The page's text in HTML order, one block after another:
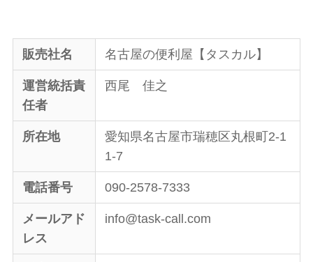
販売社名 名古屋の便利屋【タスカル】
運営統括責
任者
西尾 佳之
所在地
愛知県名古屋市瑞穂区丸根町2-1
1-7
電話番号 090-2578-7333
メールアド
レス
info@task-call.com